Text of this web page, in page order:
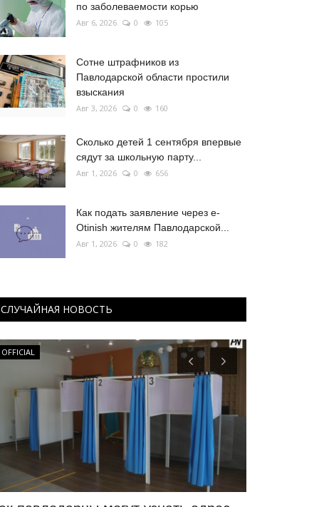
по заболеваемости корью
Авг 6, 2026 0 105
Сотне штрафников из
Павлодарской области простили
взыскания
Авг 3, 2026 0 160
Сколько детей 1 сентября впервые
сядут за школьную парту...
Авг 1, 2026 0 656
Как подать заявление через e-
Otinish жителям Павлодарской...
Авг 1, 2026 0 182
СЛУЧАЙНАЯ НОВОСТЬ
OFFICIAL